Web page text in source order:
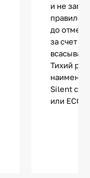
и не
правило,
до
за счет
Тихий
Silent с
или ЕСО-